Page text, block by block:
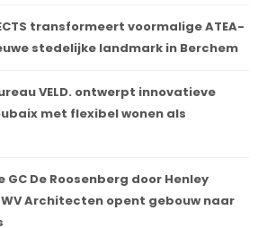
transformeert voormalige ATEA-
stedelijke landmark in Berchem
VELD. ontwerpt innovatieve
met flexibel wonen als
De Roosenberg door Henley
Architecten opent gebouw naar